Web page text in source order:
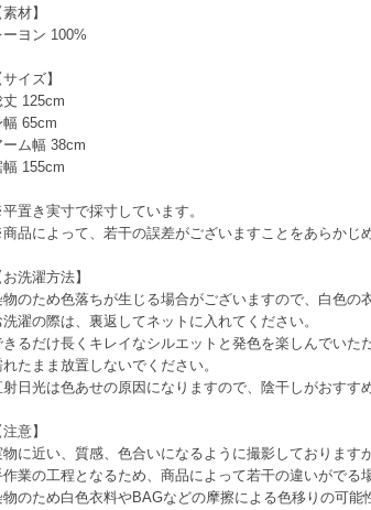
素材】
ーヨン 100%
サイズ】
丈 125cm
幅 65cm
ーム幅 38cm
幅 155cm
置き実寸で採寸しています。
品によって、若干の誤差がございますことをあらかじ
お洗濯方法】
物のため色落ちが生じる場合がございますので、白色の
洗濯の際は、裏返してネットに入れてください。
きるだけ長くキレイなシルエットと発色を楽しんでいた
れたまま放置しないでください。
射日光は色あせの原因になりますので、陰干しがおすす
注意】
物に近い、質感、色合いになるように撮影しております
作業の工程となるため、商品によって若干の違いがでる
物のため白色衣料やBAGなどの摩擦による色移りの可能